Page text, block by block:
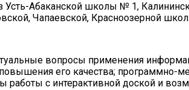
Усть-Абаканской школы № 1,
Чапаевской, Красноозерной школ.
вопросы применения
его качества; программно-
с интерактивной доской и